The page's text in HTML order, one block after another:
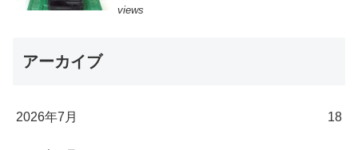
views
アーカイブ
2026年7月 18